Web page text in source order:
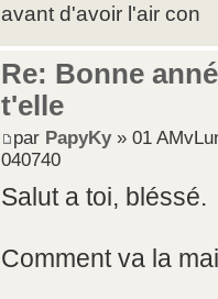
avant d'avoir l'air con
Re: Bonne
t'elle
par PapyKy» 01
040740
Salut a toi, bléssé.
Comment va la